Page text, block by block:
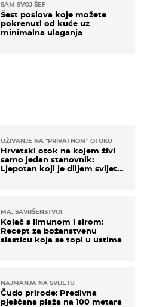
UŽIVANJE NA "PRIVATNOM" OTOKU
Hrvatski otok na kojem živi
samo jedan stanovnik:
Ljepotan koji je diljem svijeta
MA, SAVRŠENSTVO!
Kolač s limunom i sirom:
Recept za božanstvenu
slasticu koja se topi u ustima
NAJMANJA NA SVIJETU
Čudo prirode: Predivna
pješčana plaža na 100 metara
SAM SVOJ ŠEF
Šest poslova koje možete
pokrenuti od kuće uz
minimalna ulaganja